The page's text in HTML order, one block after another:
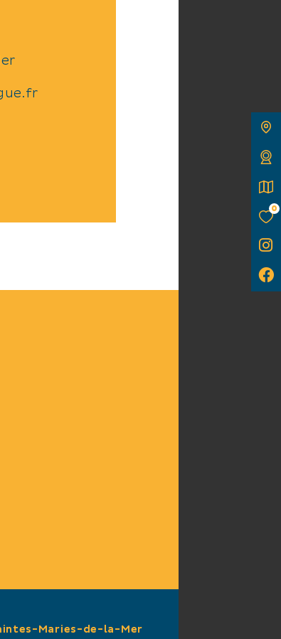
0
Maries-de-la-Mer